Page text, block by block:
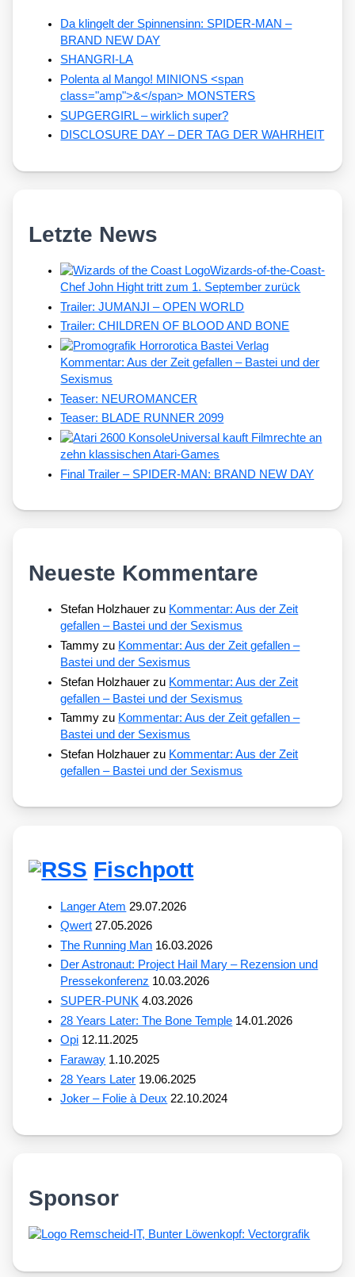
Da klingelt der Spinnensinn: SPIDER-MAN –
BRAND NEW DAY
SHANGRI-LA
Polenta al Mango! MINIONS <span
class="amp">&</span> MONSTERS
SUPGERGIRL – wirklich super?
DISCLOSURE DAY – DER TAG DER WAHRHEIT
Letzte News
Wizards-of-the-Coast-
Chef John Hight tritt zum 1. September zurück
Trailer: JUMANJI – OPEN WORLD
Trailer: CHILDREN OF BLOOD AND BONE
Kommentar: Aus der Zeit gefallen – Bastei und der
Sexismus
Teaser: NEUROMANCER
Teaser: BLADE RUNNER 2099
Universal kauft Filmrechte an
zehn klassischen Atari-Games
Final Trailer – SPIDER-MAN: BRAND NEW DAY
Neueste Kommentare
Stefan Holzhauer zu Kommentar: Aus der Zeit
gefallen – Bastei und der Sexismus
Tammy zu Kommentar: Aus der Zeit gefallen –
Bastei und der Sexismus
Stefan Holzhauer zu Kommentar: Aus der Zeit
gefallen – Bastei und der Sexismus
Tammy zu Kommentar: Aus der Zeit gefallen –
Bastei und der Sexismus
Stefan Holzhauer zu Kommentar: Aus der Zeit
gefallen – Bastei und der Sexismus
Fischpott
Langer Atem 29.07.2026
Qwert 27.05.2026
The Running Man 16.03.2026
Der Astronaut: Project Hail Mary – Rezension und
Pressekonferenz 10.03.2026
SUPER-PUNK 4.03.2026
28 Years Later: The Bone Temple 14.01.2026
Opi 12.11.2025
Faraway 1.10.2025
28 Years Later 19.06.2025
Joker – Folie à Deux 22.10.2024
Sponsor